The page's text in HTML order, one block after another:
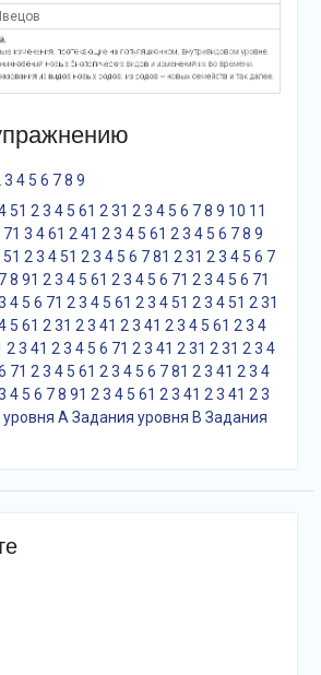
3 4 5 6 7 8 9
51 2 3 4 5 61 2 31 2 3 4 5 6 7 8 9 10 11
71 3 4 61 2 41 2 3 4 5 61 2 3 4 5 6 7 8 9
51 2 3 4 51 2 3 4 5 6 7 81 2 31 2 3 4 5 6 7
7 8 91 2 3 4 5 61 2 3 4 5 6 71 2 3 4 5 6 71
4 5 6 71 2 3 4 5 61 2 3 4 51 2 3 4 51 2 31
5 61 2 31 2 3 41 2 3 41 2 3 4 5 61 2 3 4
2 3 41 2 3 4 5 6 71 2 3 41 2 31 2 31 2 3 4
71 2 3 4 5 61 2 3 4 5 6 7 81 2 3 41 2 3 4
4 5 6 7 8 91 2 3 4 5 61 2 3 41 2 3 41 2 3
A Задания уровня B Задания